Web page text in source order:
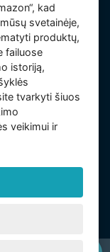
C skyriuje,
26150808,
kad
svetainėje,
produktų,
failuose
istoriją,
tvarkyti šiuos
veikimui ir